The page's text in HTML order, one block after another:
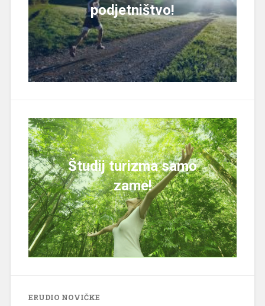
podjetništvo!
Študij turizma samo
zame!
ERUDIO NOVIČKE